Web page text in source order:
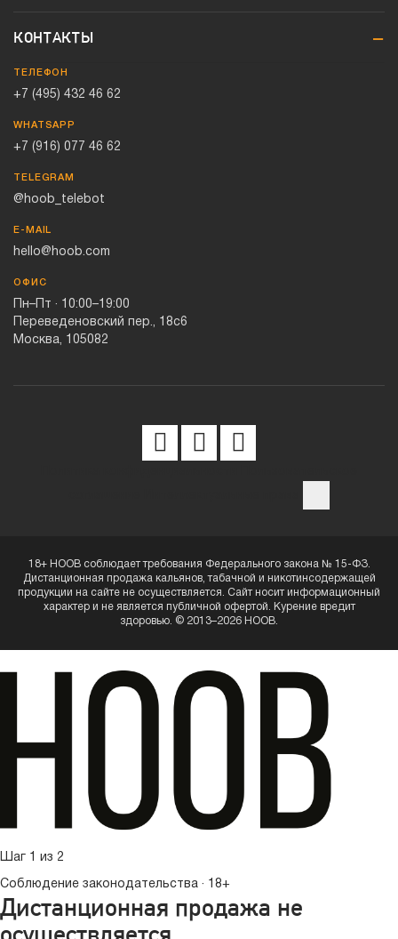
КОНТАКТЫ
ТЕЛЕФОН
+7 (495) 432 46 62
WHATSAPP
+7 (916) 077 46 62
TELEGRAM
@hoob_telebot
E-MAIL
hello@hoob.com
ОФИС
Пн–Пт · 10:00–19:00
Переведеновский пер., 18с6
Москва, 105082
18+ HOOB соблюдает требования Федерального закона № 15-ФЗ.
Дистанционная продажа кальянов, табачной и никотинсодержащей
продукции на сайте не осуществляется. Сайт носит информационный
характер и не является публичной офертой. Курение вредит
здоровью. © 2013–2026 HOOB.
Шаг 1 из 2
Соблюдение законодательства · 18+
Дистанционная продажа не